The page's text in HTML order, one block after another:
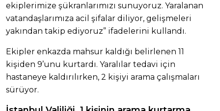
ekiplerimize şükranlarımızı sunuyoruz. Yaralanan
vatandaşlarımıza acil şifalar diliyor, gelişmeleri
yakından takip ediyoruz” ifadelerini kullandı.
Ekipler enkazda mahsur kaldığı belirlenen 11
kişiden 9’unu kurtardı. Yaralılar tedavi için
hastaneye kaldırılırken, 2 kişiyi arama çalışmaları
sürüyor.